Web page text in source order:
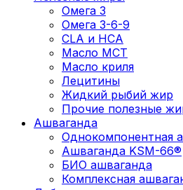
Омега 3
Омега 3-6-9
CLA и HCA
Масло МСТ
Масло криля
Лецитины
Жидкий рыбий жир
Прочие полезные
Ашваганда
Однокомпонентная
Ашваганда KSM-66®
БИО ашваганда
Комплексная